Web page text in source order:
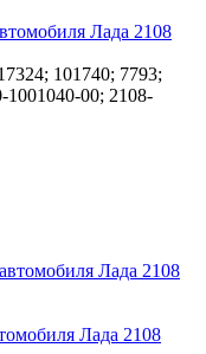
Лада 2108
101740; 7793;
1001040-00; 2108-
Лада 2108